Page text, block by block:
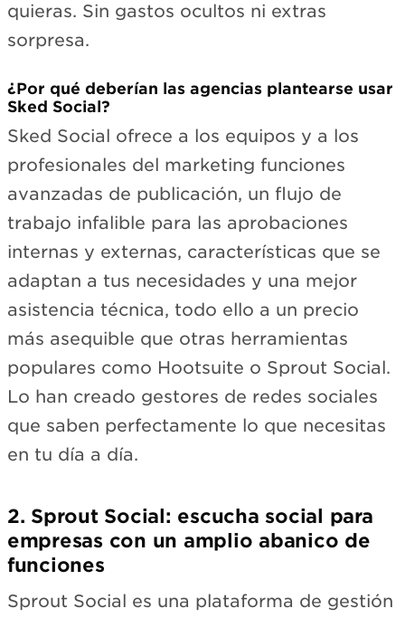
quieras. Sin gastos ocultos ni extras
sorpresa.
¿Por qué deberían las agencias plantearse usar
Sked Social?
Sked Social ofrece a los equipos y a los
profesionales del marketing funciones
avanzadas de publicación, un flujo de
trabajo infalible para las aprobaciones
internas y externas, características que se
adaptan a tus necesidades y una mejor
asistencia técnica, todo ello a un precio
más asequible que otras herramientas
populares como Hootsuite o Sprout Social.
Lo han creado gestores de redes sociales
que saben perfectamente lo que necesitas
en tu día a día.
2. Sprout Social: escucha social para
empresas con un amplio abanico de
funciones
Sprout Social es una plataforma de gestión